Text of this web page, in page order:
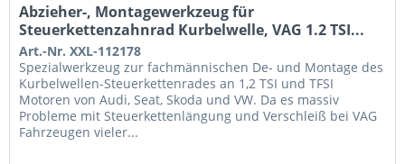
Abzieher-, Montagewerkzeug für
Steuerkettenzahnrad Kurbelwelle, VAG 1.2 TSI...
Art.-Nr. XXL-112178
Spezialwerkzeug zur fachmännischen De- und Montage des
Kurbelwellen-Steuerkettenrades an 1,2 TSI und TFSI
Motoren von Audi, Seat, Skoda und VW. Da es massiv
Probleme mit Steuerkettenlängung und Verschleiß bei VAG
Fahrzeugen vieler...